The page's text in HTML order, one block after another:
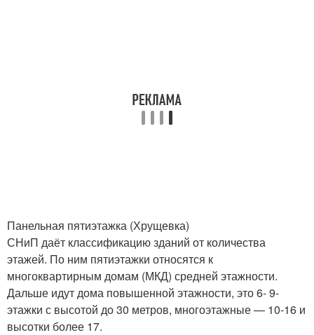
Панельная пятиэтажка (Хрущевка)
СНиП даёт классификацию зданий от количества
этажей. По ним пятиэтажки относятся к
многоквартирным домам (МКД) средней этажности.
Дальше идут дома повышенной этажности, это 6- 9-
этажки с высотой до 30 метров, многоэтажные — 10-16 и
высотки более 17.